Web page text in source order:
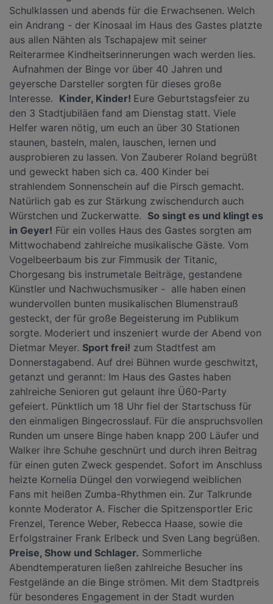
Schulklassen und abends für die Erwachsenen. Welch
ein Andrang - der Kinosaal im Haus des Gastes platzte
aus allen Nähten als Tschapajew mit seiner
Reiterarmee Kindheitserinnerungen wach werden lies.
Aufnahmen der Binge vor über 40 Jahren und
geyersche Darsteller sorgten für dieses große
Interesse. Kinder, Kinder! Eure Geburtstagsfeier zu
den 3 Stadtjubiläen fand am Dienstag statt. Viele
Helfer waren nötig, um euch an über 30 Stationen
staunen, basteln, malen, lauschen, lernen und
ausprobieren zu lassen. Von Zauberer Roland begrüßt
und geweckt haben sich ca. 400 Kinder bei
strahlendem Sonnenschein auf die Pirsch gemacht.
Natürlich gab es zur Stärkung zwischendurch auch
Würstchen und Zuckerwatte. So singt es und klingt es
in Geyer! Für ein volles Haus des Gastes sorgten am
Mittwochabend zahlreiche musikalische Gäste. Vom
Vogelbeerbaum bis zur Fimmusik der Titanic,
Chorgesang bis instrumetale Beiträge, gestandene
Künstler und Nachwuchsmusiker - alle haben einen
wundervollen bunten musikalischen Blumenstrauß
gesteckt, der für große Begeisterung im Publikum
sorgte. Moderiert und inszeniert wurde der Abend von
Dietmar Meyer. Sport frei! zum Stadtfest am
Donnerstagabend. Auf drei Bühnen wurde geschwitzt,
getanzt und gerannt: Im Haus des Gastes haben
zahlreiche Senioren gut gelaunt ihre Ü60-Party
gefeiert. Pünktlich um 18 Uhr fiel der Startschuss für
den einmaligen Bingecrosslauf. Für die anspruchsvollen
Runden um unsere Binge haben knapp 200 Läufer und
Walker ihre Schuhe geschnürt und durch ihren Beitrag
für einen guten Zweck gespendet. Sofort im Anschluss
heizte Kornelia Düngel den vorwiegend weiblichen
Fans mit heißen Zumba-Rhythmen ein. Zur Talkrunde
konnte Moderator A. Fischer die Spitzensportler Eric
Frenzel, Terence Weber, Rebecca Haase, sowie die
Erfolgstrainer Frank Erlbeck und Sven Lang begrüßen.
Preise, Show und Schlager. Sommerliche
Abendtemperaturen ließen zahlreiche Besucher ins
Festgelände an die Binge strömen. Mit dem Stadtpreis
für besonderes Engagement in der Stadt wurden